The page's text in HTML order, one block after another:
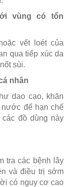
vùng có tổn
vết loét của
qua tiếp xúc da
sùi.
nhân
dao cạo, khăn
nước để hạn chế
đồ dùng này
tra các bệnh lây
và điều trị sớm
có nguy cơ cao